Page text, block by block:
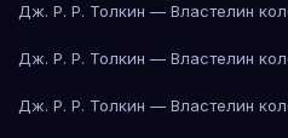
Дж. Р. Р. Толкин — Властелин
Дж. Р. Р. Толкин — Властелин
Дж. Р. Р. Толкин — Властелин